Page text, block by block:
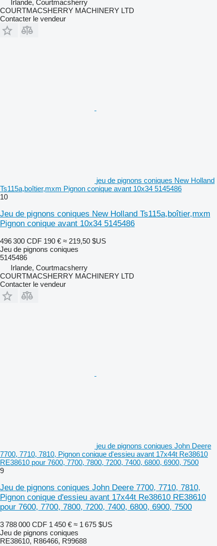
Irlande, Courtmacsherry
COURTMACSHERRY MACHINERY LTD
Contacter le vendeur
jeu de pignons coniques New Holland
Ts115a,boîtier,mxm Pignon conique avant 10x34 5145486
10
Jeu de pignons coniques New Holland Ts115a,boîtier,mxm
Pignon conique avant 10x34 5145486
496 300 CDF 190 € ≈ 219,50 $US
Jeu de pignons coniques
5145486
Irlande, Courtmacsherry
COURTMACSHERRY MACHINERY LTD
Contacter le vendeur
jeu de pignons coniques John Deere
7700, 7710, 7810, Pignon conique d'essieu avant 17x44t Re38610
RE38610 pour 7600, 7700, 7800, 7200, 7400, 6800, 6900, 7500
9
Jeu de pignons coniques John Deere 7700, 7710, 7810,
Pignon conique d'essieu avant 17x44t Re38610 RE38610
pour 7600, 7700, 7800, 7200, 7400, 6800, 6900, 7500
3 788 000 CDF 1 450 € ≈ 1 675 $US
Jeu de pignons coniques
RE38610, R86466, R99688